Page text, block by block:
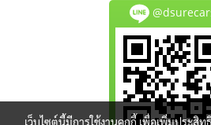
เว็บไซต์นี้มีการใช้งานคุกกี้ เพื่อเพิ่มประ